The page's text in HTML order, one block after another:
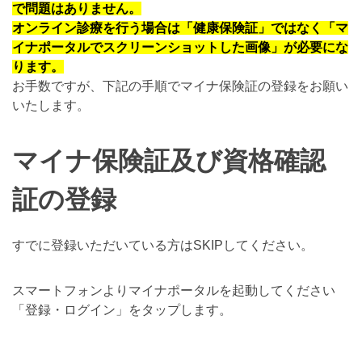
で問題はありません。
オンライン診療を行う場合は「健康保険証」ではなく「マ
イナポータルでスクリーンショットした画像」が必要にな
ります。
お手数ですが、下記の手順でマイナ保険証の登録をお願い
いたします。
マイナ保険証及び資格確認
証の登録
すでに登録いただいている方はSKIPしてください。
スマートフォンよりマイナポータルを起動してください
「登録・ログイン」をタップします。